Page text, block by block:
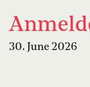
30. June 2026